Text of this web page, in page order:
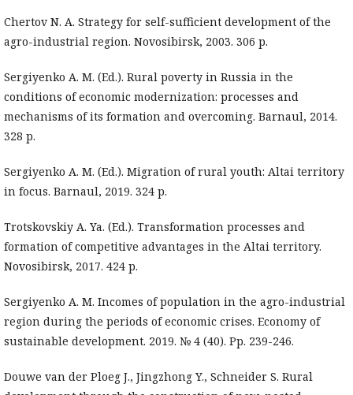
Chertov N. A. Strategy for self-sufficient development of the
agro-industrial region. Novosibirsk, 2003. 306 p.
Sergiyenko A. M. (Ed.). Rural poverty in Russia in the
conditions of economic modernization: processes and
mechanisms of its formation and overcoming. Barnaul, 2014.
328 p.
Sergiyenko A. M. (Ed.). Migration of rural youth: Altai territory
in focus. Barnaul, 2019. 324 p.
Trotskovskiy A. Ya. (Ed.). Transformation processes and
formation of competitive advantages in the Altai territory.
Novosibirsk, 2017. 424 p.
Sergiyenko A. M. Incomes of population in the agro-industrial
region during the periods of economic crises. Economy of
sustainable development. 2019. № 4 (40). Pp. 239-246.
Douwe van der Ploeg J., Jingzhong Y., Schneider S. Rural